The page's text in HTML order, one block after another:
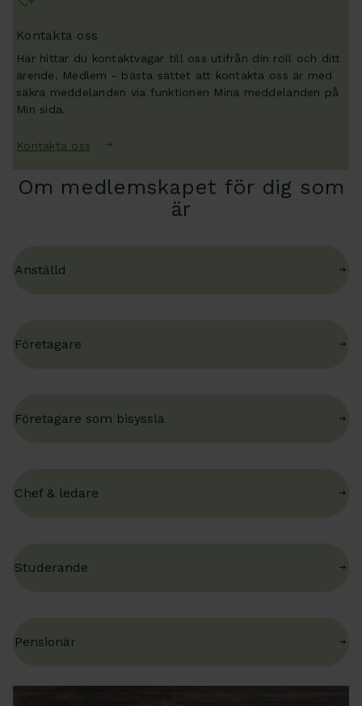
Kontakta oss
Här hittar du kontaktvägar till oss utifrån din roll och ditt
ärende. Medlem - bästa sättet att kontakta oss är med
säkra meddelanden via funktionen Mina meddelanden på
Min sida.
Kontakta oss
Om medlemskapet för dig som
är
Anställd
Företagare
Företagare som bisyssla
Chef & ledare
Studerande
Pensionär